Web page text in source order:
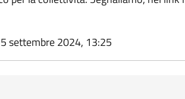
settembre 2024, 13:25